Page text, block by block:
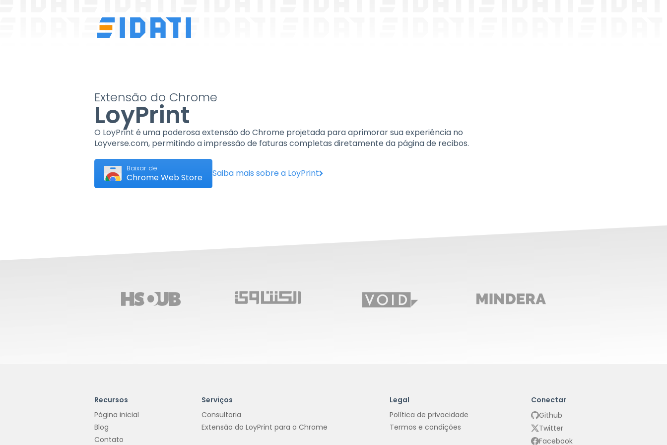
Extensão do Chrome
LoyPrint
O LoyPrint é uma poderosa extensão do Chrome projetada para aprimorar sua experiência no
Loyverse.com, permitindo a impressão de faturas completas diretamente da página de recibos.
Baixar de
Chrome Web Store Saiba mais sobre a LoyPrint
Recursos
Página inicial
Blog
Contato
Serviços
Consultoria
Extensão do LoyPrint para o Chrome
Legal
Política de privacidade
Termos e condições
Conectar
Github
Twitter
Facebook